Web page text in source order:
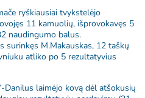
ryškiausiai tvykstelėjo
11 kamuolių, išprovokavęs 5
naudingumo balus.
surinkęs M.Makauskas, 12 taškų
atliko po 5 rezultatyvius
Danilus laimėjo kovą dėl atšokusių